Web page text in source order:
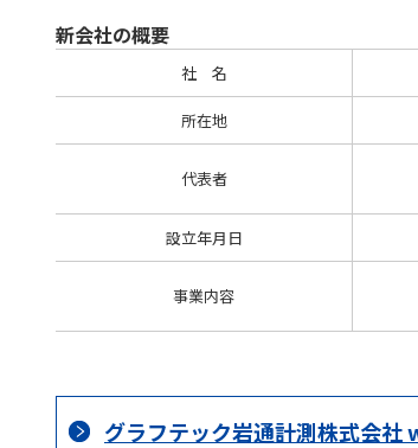
新会社の概要
社 名
所在地
代表者
設立年月日
事業内容
グラフテック岩通計測株式会社